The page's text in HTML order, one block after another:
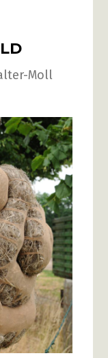
Moll